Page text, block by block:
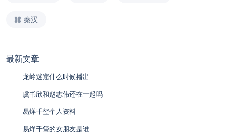
秦汉
最新文章
龙岭迷窟什么时候播出
虞书欣和赵志伟还在一起吗
易烊千玺个人资料
易烊千玺的女朋友是谁